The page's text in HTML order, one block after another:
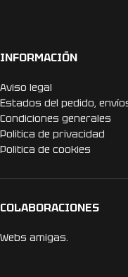
INFORMACIÓN
Aviso legal
Estados del pedido,
Condiciones generales
Politica de privacidad
Politica de cookies
COLABORACIONES
Webs amigas.